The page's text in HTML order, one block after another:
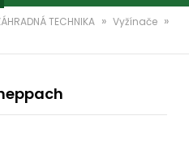
TECHNIKA » Vyžínače »